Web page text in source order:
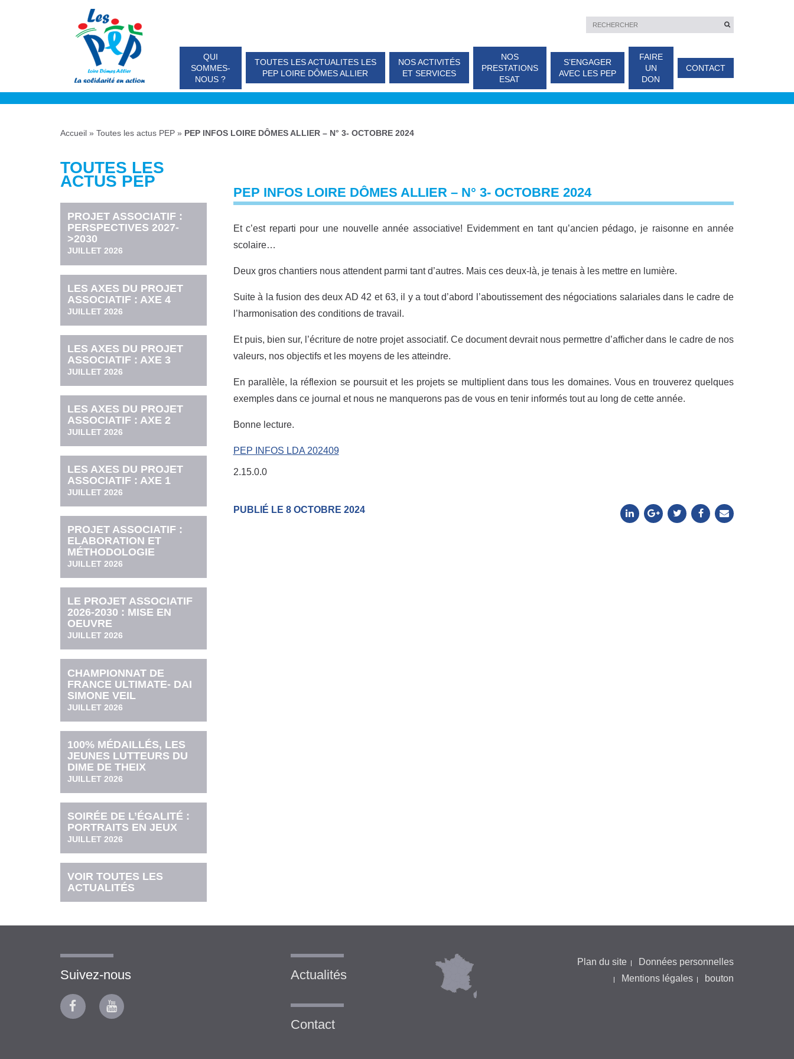
QUI
SOMMES-
NOUS ?
TOUTES LES ACTUALITES LES
PEP LOIRE DÔMES ALLIER
NOS ACTIVITÉS
ET SERVICES
NOS
PRESTATIONS
ESAT
S’ENGAGER
AVEC LES PEP
FAIRE
UN
DON
CONTACT
Accueil » Toutes les actus PEP » PEP INFOS LOIRE DÔMES ALLIER – N° 3- OCTOBRE 2024
TOUTES LES
ACTUS PEP
PROJET ASSOCIATIF :
PERSPECTIVES 2027-
>2030
JUILLET 2026
LES AXES DU PROJET
ASSOCIATIF : AXE 4
JUILLET 2026
LES AXES DU PROJET
ASSOCIATIF : AXE 3
JUILLET 2026
LES AXES DU PROJET
ASSOCIATIF : AXE 2
JUILLET 2026
LES AXES DU PROJET
ASSOCIATIF : AXE 1
JUILLET 2026
PROJET ASSOCIATIF :
ELABORATION ET
MÉTHODOLOGIE
JUILLET 2026
LE PROJET ASSOCIATIF
2026-2030 : MISE EN
OEUVRE
JUILLET 2026
CHAMPIONNAT DE
FRANCE ULTIMATE- DAI
SIMONE VEIL
JUILLET 2026
100% MÉDAILLÉS, LES
JEUNES LUTTEURS DU
DIME DE THEIX
JUILLET 2026
SOIRÉE DE L’ÉGALITÉ :
PORTRAITS EN JEUX
JUILLET 2026
VOIR TOUTES LES
ACTUALITÉS
PEP INFOS LOIRE DÔMES ALLIER – N° 3- OCTOBRE 2024
Et c’est reparti pour une nouvelle année associative! Evidemment en tant qu’ancien pédago, je raisonne en année
scolaire…
Deux gros chantiers nous attendent parmi tant d’autres. Mais ces deux-là, je tenais à les mettre en lumière.
Suite à la fusion des deux AD 42 et 63, il y a tout d’abord l’aboutissement des négociations salariales dans le cadre de
l’harmonisation des conditions de travail.
Et puis, bien sur, l’écriture de notre projet associatif. Ce document devrait nous permettre d’afficher dans le cadre de nos
valeurs, nos objectifs et les moyens de les atteindre.
En parallèle, la réflexion se poursuit et les projets se multiplient dans tous les domaines. Vous en trouverez quelques
exemples dans ce journal et nous ne manquerons pas de vous en tenir informés tout au long de cette année.
Bonne lecture.
PEP INFOS LDA 202409
2.15.0.0
PUBLIÉ LE 8 OCTOBRE 2024
Suivez-nous Actualités
Contact
Plan du site
Données personnelles
Mentions légales
bouton